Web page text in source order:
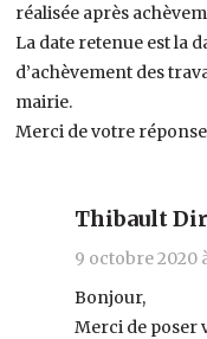
réalisée après
La date retenue est la
d’achèvement des
mairie.
Merci de votre
Thibault
9 octobre 2020
Bonjour,
Merci de poser